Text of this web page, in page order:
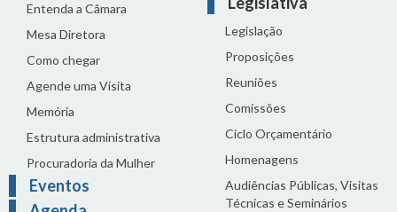
Entenda a Câmara
Mesa Diretora
Como chegar
Agende uma Visita
Memória
Estrutura administrativa
Procuradoria da Mulher
Eventos
Legislação
Proposições
Reuniões
Comissões
Ciclo Orçamentário
Homenagens
Audiências Públicas, Visitas
Técnicas e Seminários